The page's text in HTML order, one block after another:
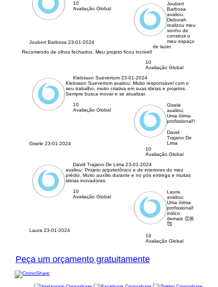
10
Avaliação Global
Joubert Barbosa 23-01-2024
Joubert
Barbosa
avaliou:
Deborah
realizou meu
sonho de
construir o
meu espaço
de lazer.
Recomendo de olhos fechados. Meu projeto ficou incrivel!
10
Avaliação Global
Klebsson Suevertom 23-01-2024
Klebsson Suevertom avaliou: Muito responsável com o
seu trabalho, muito criativa em suas ideias e projetos.
Sempre busca inovar e se atualizar.
10
Avaliação Global
Gisele 23-01-2024
Gisele
avaliou:
Uma ótima
profissional!!
10
Avaliação Global
David Trajano De Lima 23-01-2024
David
Trajano De
Lima
avaliou: Projeto arquitetônico e de interiores do meu
prédio. Muito auxílio durante e no pós entrega e muitas
ideias inovadoras.
10
Avaliação Global
Laura 23-01-2024
Laura
avaliou:
Uma ótima
profissional!
indico
demais 👏🏼
🥰
10
Avaliação Global
Peça um orçamento gratuitamente